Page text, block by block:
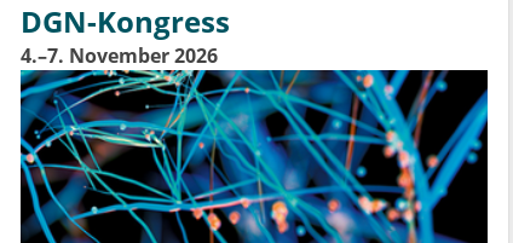
DGN-Kongress
4.–7. November 2026